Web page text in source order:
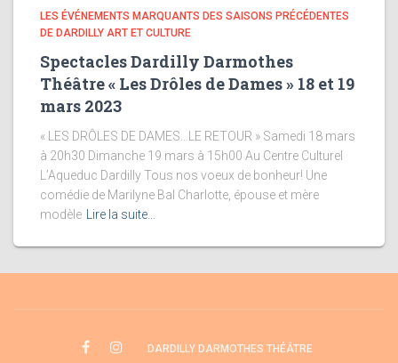
LES ÉVÉNEMENTS MARQUANTS DES SAISONS PRÉCÉDENTES
DE DARDILLY ART ET CULTURE
Spectacles Dardilly Darmothes
Théâtre « Les Drôles de Dames » 18 et 19
mars 2023
« LES DRÔLES DE DAMES…LE RETOUR » Samedi 18 mars
à 20h30 Dimanche 19 mars à 15h00 Au Centre Culturel
L’Aqueduc Dardilly Tous nos voeux de bonheur! Une
comédie de Marilyne Bal Charlotte, épouse et mère
modèle
Lire la suite…
DARDILLY DARMOTHES THÉÂTRE